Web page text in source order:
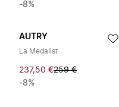
-8%
AUTRY
La Medalist
237,50 €259 €
-8%